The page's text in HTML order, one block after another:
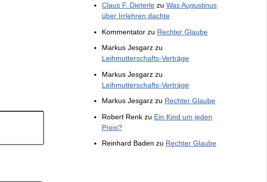
Claus F. Dieterle zu Was Augustinus
über Irrlehren dachte
Kommentator zu Rechter Glaube
Markus Jesgarz zu
Leihmutterschafts-Verträge
Markus Jesgarz zu
Leihmutterschafts-Verträge
Markus Jesgarz zu Rechter Glaube
Robert Renk zu Ein Kind um jeden
Preis?
Reinhard Baden zu Rechter Glaube